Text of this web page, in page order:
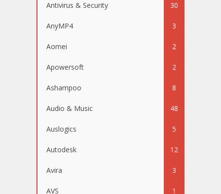
Antivirus & Security 30
AnyMP4 3
Aomei 2
Apowersoft 2
Ashampoo 8
Audio & Music 48
Auslogics 5
Autodesk 12
Avira 3
AVS 1